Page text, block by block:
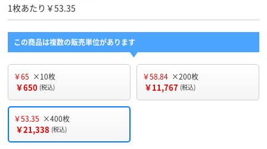
1枚あたり￥53.35
この商品は複数の販売単位があります
￥65 ×10枚
￥650 (税込)
￥58.84 ×200枚
￥11,767 (税込)
￥53.35 ×400枚
￥21,338 (税込)